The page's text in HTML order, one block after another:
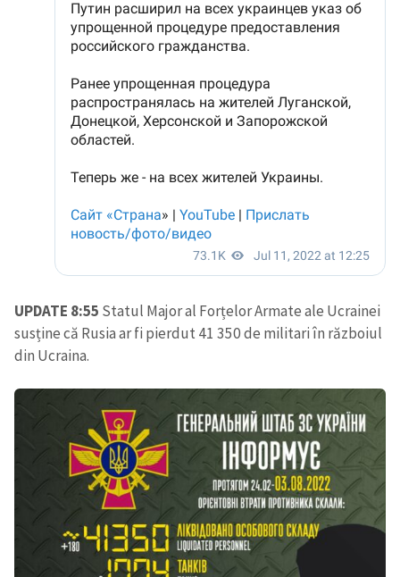
UPDATE 8:55 Statul Major al Forțelor Armate ale Ucrainei
susține că Rusia ar fi pierdut 41 350 de militari în războiul
din Ucraina.